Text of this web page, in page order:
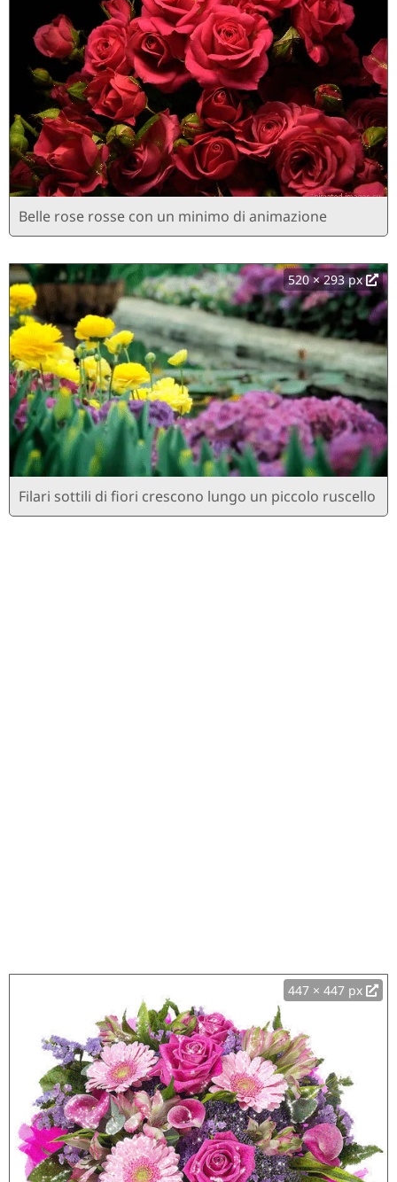
Belle rose rosse con un minimo di animazione
520 × 293 px
Filari sottili di fiori crescono lungo un piccolo ruscello
447 × 447 px